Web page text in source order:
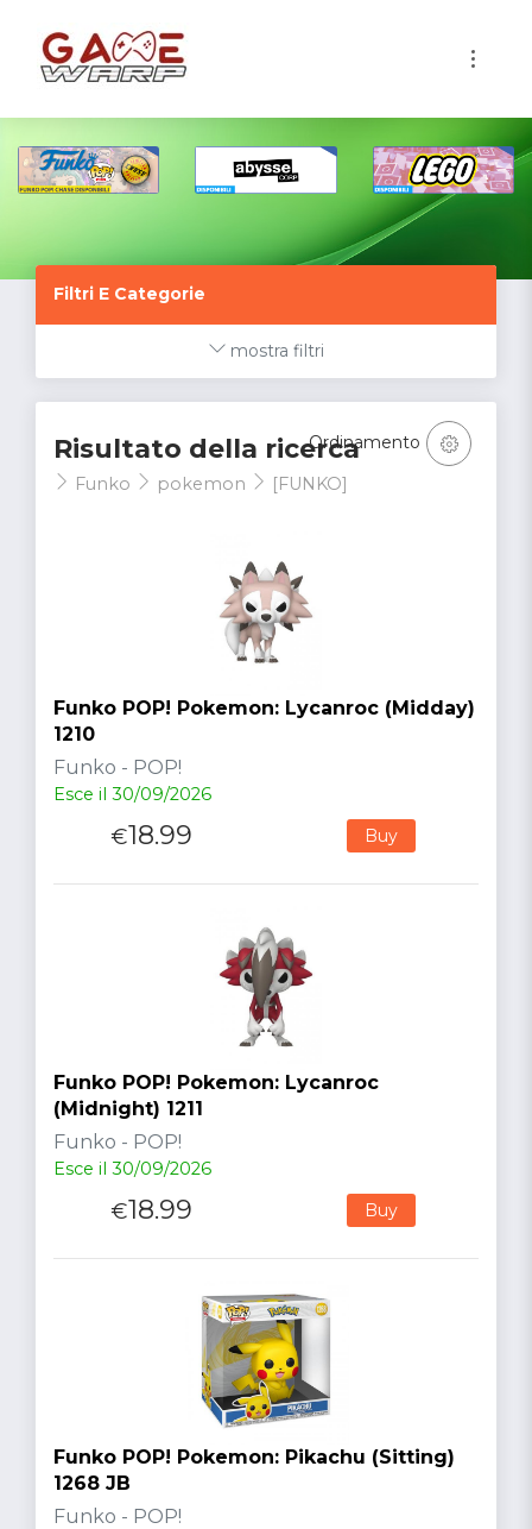
Filtri E Categorie
mostra filtri
Risultato della ricerca
Funko pokemon [FUNKO]
Ordinamento
Funko POP! Pokemon: Lycanroc (Midday)
1210
Funko - POP!
Esce il 30/09/2026
€18.99 Buy
Funko POP! Pokemon: Lycanroc
(Midnight) 1211
Funko - POP!
Esce il 30/09/2026
€18.99 Buy
Funko POP! Pokemon: Pikachu (Sitting)
1268 JB
Funko - POP!